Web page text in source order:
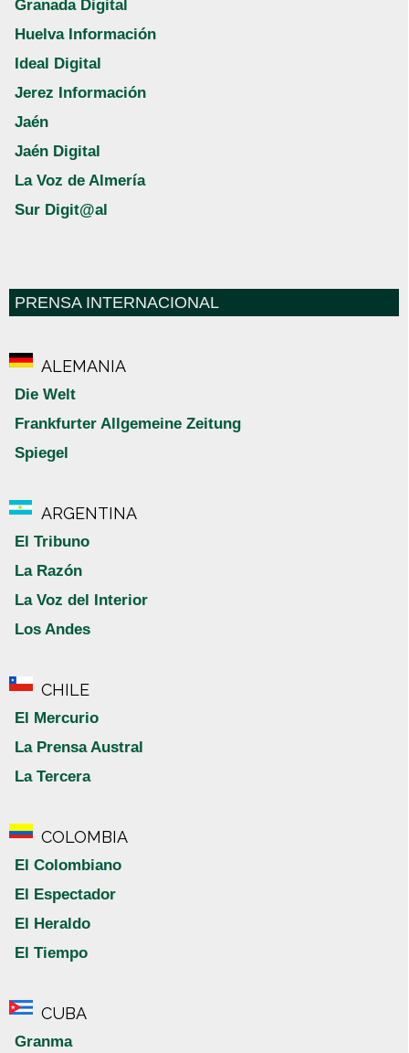
Granada Digital
Huelva Información
Ideal Digital
Jerez Información
Jaén
Jaén Digital
La Voz de Almería
Sur Digit@al
PRENSA INTERNACIONAL
ALEMANIA
Die Welt
Frankfurter Allgemeine Zeitung
Spiegel
ARGENTINA
El Tribuno
La Razón
La Voz del Interior
Los Andes
CHILE
El Mercurio
La Prensa Austral
La Tercera
COLOMBIA
El Colombiano
El Espectador
El Heraldo
El Tiempo
CUBA
Granma